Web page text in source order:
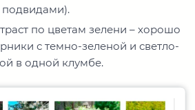
по цветам зелени – хорошо
с темно-зеленой и светло-
в одной клумбе.